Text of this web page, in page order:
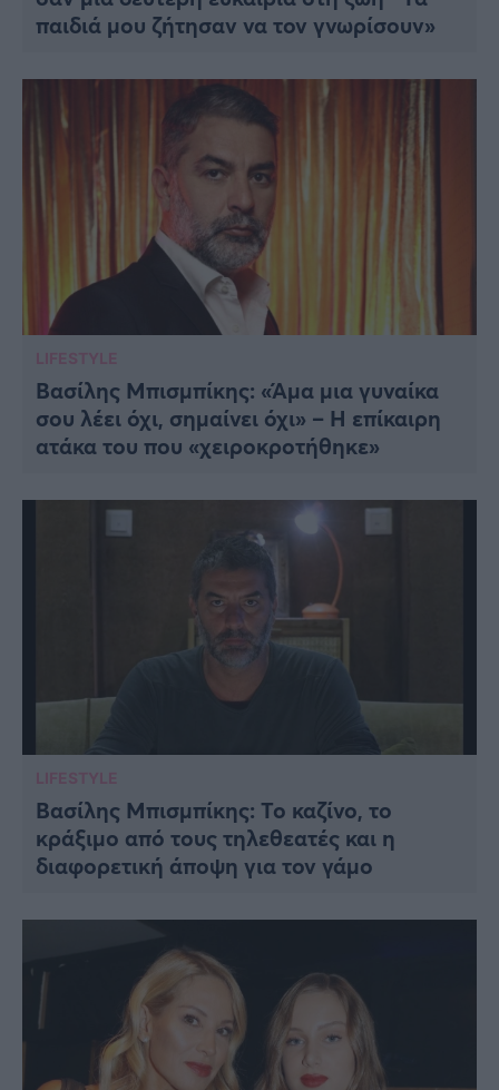
παιδιά μου ζήτησαν να τον γνωρίσουν»
LIFESTYLE
Βασίλης Μπισμπίκης: «Άμα μια γυναίκα
σου λέει όχι, σημαίνει όχι» – Η επίκαιρη
ατάκα του που «χειροκροτήθηκε»
LIFESTYLE
Βασίλης Μπισμπίκης: Το καζίνο, το
κράξιμο από τους τηλεθεατές και η
διαφορετική άποψη για τον γάμο